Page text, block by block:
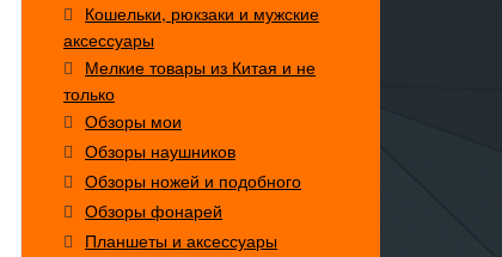
Кошельки, рюкзаки и мужские
аксессуары
Мелкие товары из Китая и не
только
Обзоры мои
Обзоры наушников
Обзоры ножей и подобного
Обзоры фонарей
Планшеты и аксессуары